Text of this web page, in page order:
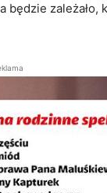
będzie